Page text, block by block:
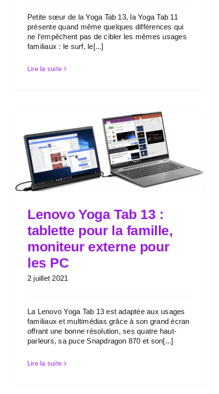
Petite sœur de la Yoga Tab 13, la Yoga Tab 11
présente quand même quelques différences qui
ne l’empêchent pas de cibler les mêmes usages
familiaux : le surf, le[...]
Lire la suite
Lenovo Yoga Tab 13 :
tablette pour la famille,
moniteur externe pour
les PC
2 juillet 2021
La Lenovo Yoga Tab 13 est adaptée aux usages
familiaux et multimédias grâce à son grand écran
offrant une bonne résolution, ses quatre haut-
parleurs, sa puce Snapdragon 870 et son[...]
Lire la suite